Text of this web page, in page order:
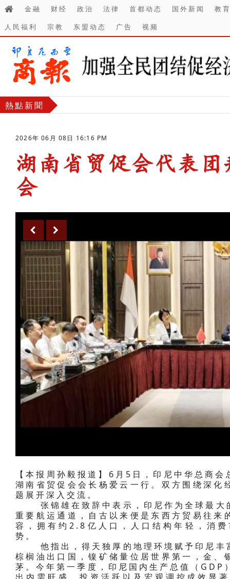
金融 财经 政治 法律 首都动态 国外新闻
教
人民福利
宗教 东盟动态 广告 视频
熱點新聞
2026年 06月 08日 16:16 PM
湖南省贸促会代表
会
【本报周孙毅报道】6月5日，印尼中华总商
湖南省贸促会会长杨爱云一行。双方围绕深
题展开深入交流。
张锦雄在致辞中表示，印尼作为全球最大
重要航运通道，自古以来便是东西方贸易往
容，拥有约2.8亿人口，人口结构年轻，消
势。
他指出，得天独厚的地理环境赋予印尼丰
棕榈油出口国，镍矿储量位居世界第一，金
茅。今年第一季度，印尼国内生产总值（
出内需旺盛、投资活跃以及宏观调控成效显